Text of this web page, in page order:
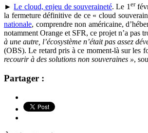
►Le cloud, enjeu de souveraineté. Le 1er
la fermeture définitive de ce « cloud
nationale, comprendre non américaine,
notamment Orange et SFR, ce projet n’a pas
à une autre, l’écosystème n’était pas assez
(OBS). Le retard pris à ce moment-là sur les
recourir à des solutions non souveraines »,
Partager :